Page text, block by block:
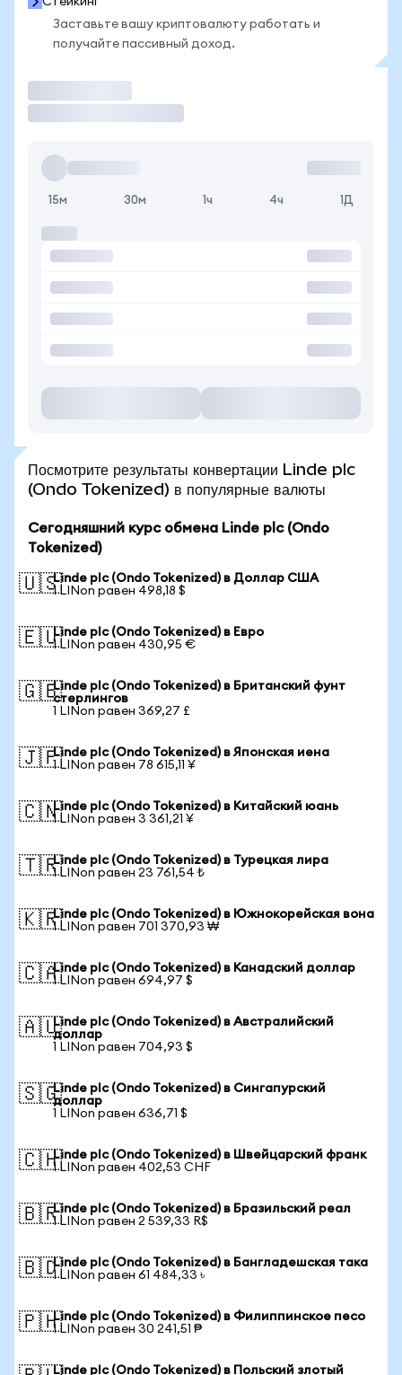
Заставьте вашу криптовалюту работать и
получайте пассивный доход.
15м 30м 1ч 4ч 1Д
Посмотрите результаты конвертации Linde plc
(Ondo Tokenized) в популярные валюты
Сегодняшний курс обмена Linde plc (Ondo
Tokenized)
🇺🇸Linde plc (Ondo Tokenized) в Доллар США
1 LINon равен 498,18 $
🇪🇺Linde plc (Ondo Tokenized) в Евро
1 LINon равен 430,95 €
🇬🇧Linde plc (Ondo Tokenized) в Британский фунт
стерлингов
1 LINon равен 369,27 £
🇯🇵Linde plc (Ondo Tokenized) в Японская иена
1 LINon равен 78 615,11 ¥
🇨🇳Linde plc (Ondo Tokenized) в Китайский юань
1 LINon равен 3 361,21 ¥
🇹🇷Linde plc (Ondo Tokenized) в Турецкая лира
1 LINon равен 23 761,54 ₺
🇰🇷Linde plc (Ondo Tokenized) в Южнокорейская вона
1 LINon равен 701 370,93 ₩
🇨🇦Linde plc (Ondo Tokenized) в Канадский доллар
1 LINon равен 694,97 $
🇦🇺Linde plc (Ondo Tokenized) в Австралийский
доллар
1 LINon равен 704,93 $
🇸🇬Linde plc (Ondo Tokenized) в Сингапурский
доллар
1 LINon равен 636,71 $
🇨🇭Linde plc (Ondo Tokenized) в Швейцарский франк
1 LINon равен 402,53 CHF
🇧🇷Linde plc (Ondo Tokenized) в Бразильский реал
1 LINon равен 2 539,33 R$
🇧🇩Linde plc (Ondo Tokenized) в Бангладешская така
1 LINon равен 61 484,33 ৳
🇵🇭Linde plc (Ondo Tokenized) в Филиппинское песо
1 LINon равен 30 241,51 ₱
Linde plc (Ondo Tokenized) в Польский злотый